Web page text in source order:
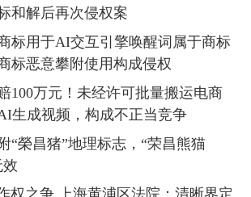
和解后再次侵权案
标用于AI交互引擎唤醒词属于商标
标恶意攀附使用构成侵权
100万元！未经许可批量搬运电商
生成视频，构成不正当竞争
“榮昌猪”地理标志，“荣昌熊猫
效